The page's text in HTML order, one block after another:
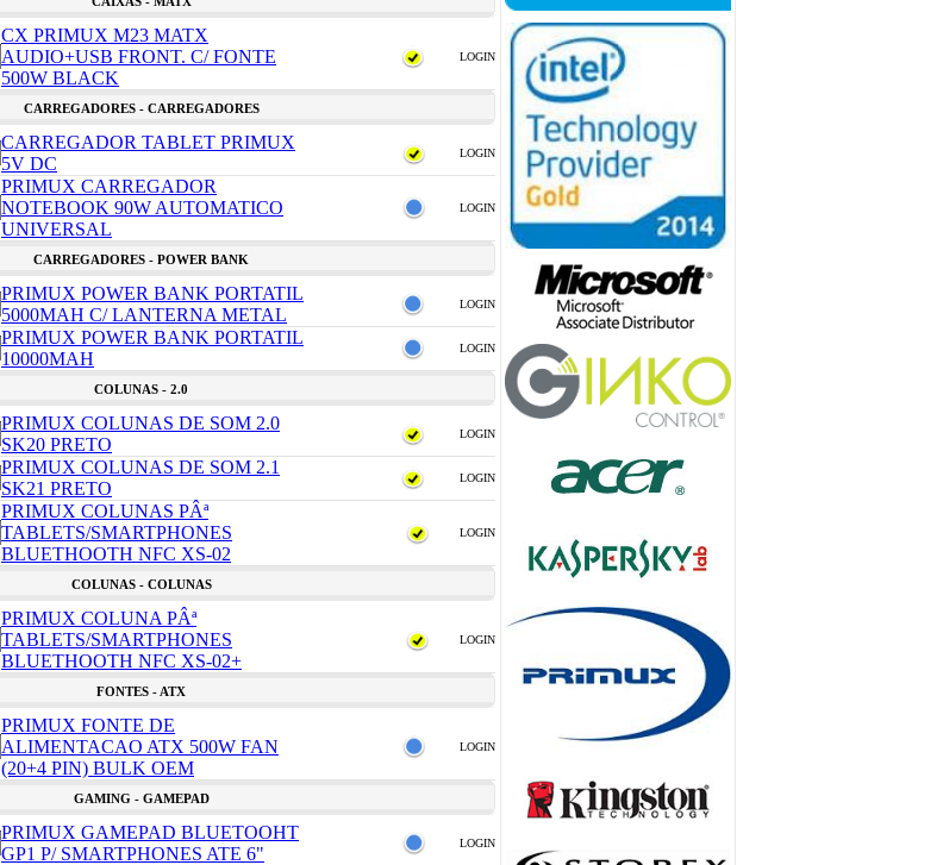
CX PRIMUX M23 MATX
AUDIO+USB FRONT. C/ FONTE
500W BLACK
LOGIN
CARREGADORES - CARREGADORES
CARREGADOR TABLET PRIMUX
5V DC
LOGIN
PRIMUX CARREGADOR
NOTEBOOK 90W AUTOMATICO
UNIVERSAL
LOGIN
CARREGADORES - POWER BANK
PRIMUX POWER BANK PORTATIL
5000MAH C/ LANTERNA METAL
LOGIN
PRIMUX POWER BANK PORTATIL
10000MAH
LOGIN
COLUNAS - 2.0
PRIMUX COLUNAS DE SOM 2.0
SK20 PRETO
LOGIN
PRIMUX COLUNAS DE SOM 2.1
SK21 PRETO
LOGIN
PRIMUX COLUNAS PÂª
TABLETS/SMARTPHONES
BLUETHOOTH NFC XS-02
LOGIN
COLUNAS - COLUNAS
PRIMUX COLUNA PÂª
TABLETS/SMARTPHONES
BLUETHOOTH NFC XS-02+
LOGIN
FONTES - ATX
PRIMUX FONTE DE
ALIMENTACAO ATX 500W FAN
(20+4 PIN) BULK OEM
LOGIN
GAMING - GAMEPAD
PRIMUX GAMEPAD BLUETOOHT
GP1 P/ SMARTPHONES ATE 6"
LOGIN